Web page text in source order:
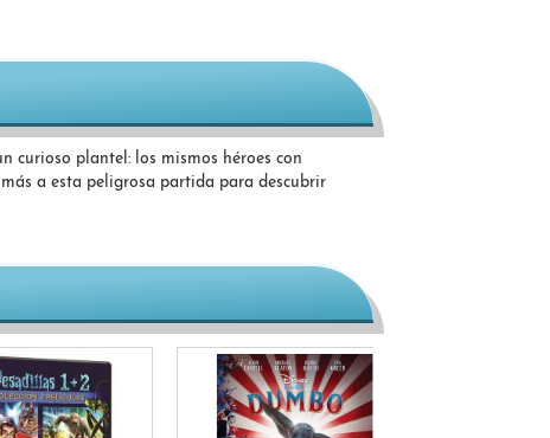
curioso plantel: los mismos héroes con
a esta peligrosa partida para descubrir